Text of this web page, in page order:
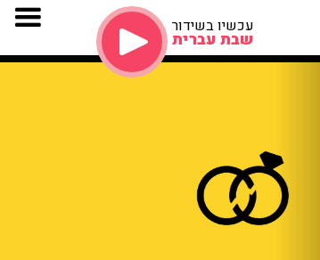
עכשיו בשידור
שבת עברית